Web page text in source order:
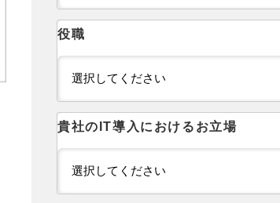
役職
貴社のIT導入におけるお立場